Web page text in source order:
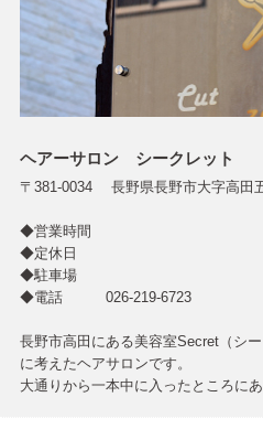
ヘアーサロン シークレット
〒381-0034 長野県長野市大字高田
◆営業時間
◆定休日
◆駐車場
◆電話 026-219-6723
長野市高田にある美容室Secret（シ
に考えたヘアサロンです。
大通りから一本中に入ったところに